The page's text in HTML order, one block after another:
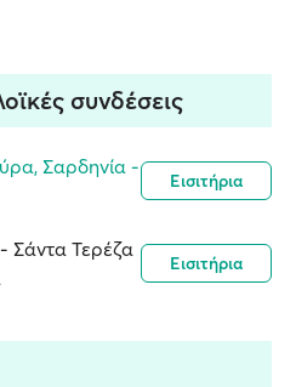
συνδέσεις
Σαρδηνία -
Εισιτήρια
Σάντα Τερέζα
Εισιτήρια